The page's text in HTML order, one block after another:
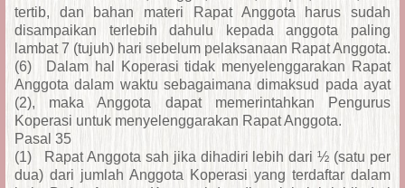
tertib, dan bahan materi Rapat Anggota harus sudah
disampaikan terlebih dahulu kepada anggota paling
lambat 7 (tujuh) hari sebelum pelaksanaan Rapat Anggota.
(6)
Dalam hal Koperasi tidak menyelenggarakan Rapat
Anggota dalam waktu sebagaimana dimaksud pada ayat
(2), maka Anggota dapat memerintahkan Pengurus
Koperasi untuk menyelenggarakan Rapat Anggota.
Pasal 35
(1)
Rapat Anggota sah jika dihadiri lebih dari ½ (satu per
dua) dari jumlah Anggota Koperasi yang terdaftar dalam